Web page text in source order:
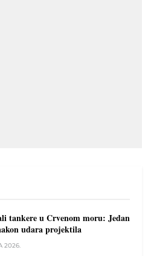
tankere u Crvenom moru: Jedan
udara projektila
2026.